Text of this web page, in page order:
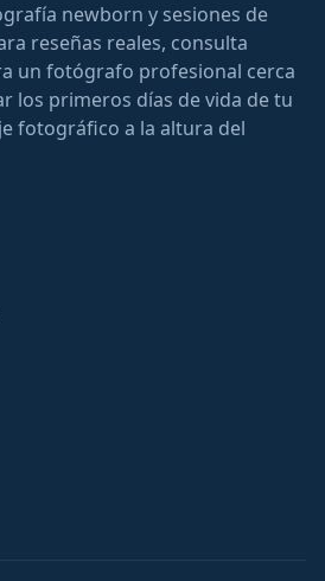
newborn y sesiones de
reseñas reales, consulta
un fotógrafo profesional cerca
los primeros días de vida de tu
fotográfico a la altura del